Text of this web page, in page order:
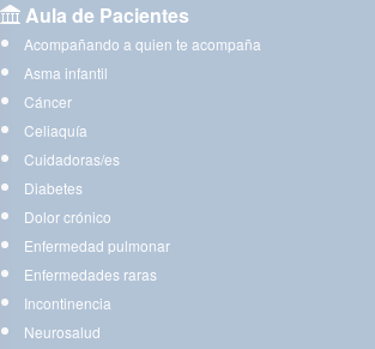
Aula de Pacientes
Acompañando a quien te acompaña
Asma infantil
Cáncer
Celiaquía
Cuidadoras/es
Diabetes
Dolor crónico
Enfermedad pulmonar
Enfermedades raras
Incontinencia
Neurosalud